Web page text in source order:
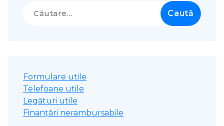
după:
Formulare utile
Telefoane utile
Legături utile
Finanțări nerambursabile